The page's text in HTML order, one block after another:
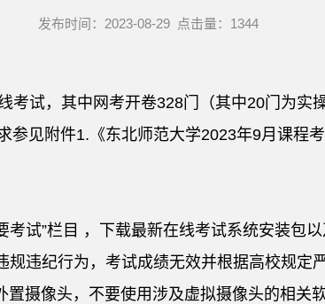
发布时间：2023-08-29 点击量： 1344
考试，其中网考开卷328门（其中20门为
见附件1.《东北师范大学2023年9月课程
试”栏目 ，下载最新在线考试系统安装包以
违纪行为，考试成绩无效并根据高校规定
摄像头，不要使用涉及虚拟摄像头的相关